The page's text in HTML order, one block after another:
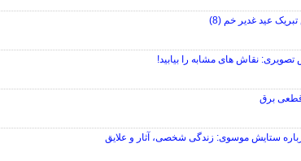
عید غدیر خم (8)
نقاش های مشابه را بیابید!
قطعی برق
ستایش موسوی: زندگی شخصی، آثار و علایق